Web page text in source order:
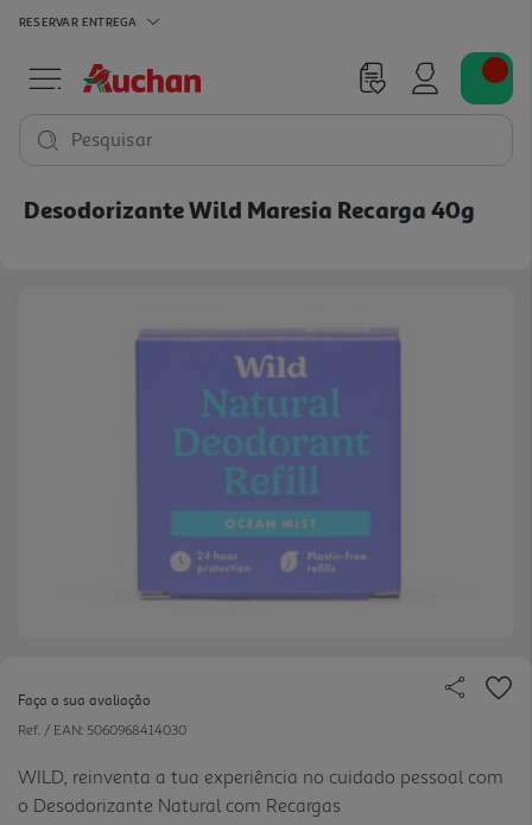
RESERVAR ENTREGA
Pesquisar
Desodorizante Wild Maresia Recarga 40g
Faça a sua avaliação
Ref. / EAN: 5060968414030
WILD, reinventa a tua experiência no cuidado pessoal com
o Desodorizante Natural com Recargas